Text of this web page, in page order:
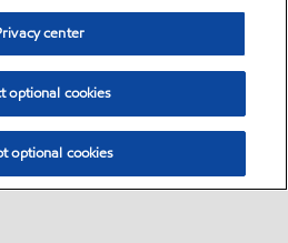
center
optional cookies
optional cookies